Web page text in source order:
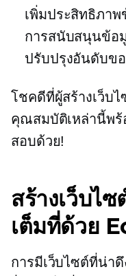
เพิ่มประสิทธิภา
การสนับสนุนข้อ
ปรับปรุงอันดับข
โชคดีที่ผู้สร้างเว็บ
คุณสมบัติเหล่านี้พร้
สอบด้วย!
สร้างเว็บไ
เต็มที่ด้วย
การมีเว็บไซต์ที่น่า